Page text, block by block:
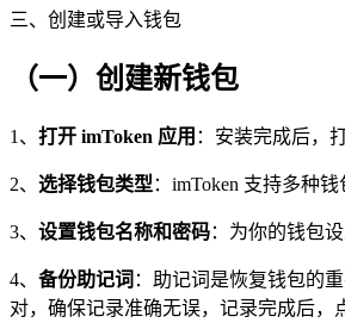
三、创建或导入钱包
（一）创建新钱包
1、 打开 imToken 应用 ：安装完成后，
2、 选择钱包类型 ：imToken 支持多种
3、 设置钱包名称和密码：为你的钱包
4、 备份助记词 ：助记词是恢复钱包的
对，确保记录准确无误，记录完成后，